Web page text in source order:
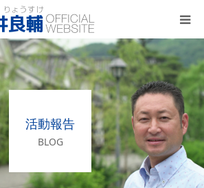
活動報告
BLOG